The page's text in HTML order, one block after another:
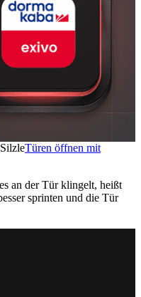
Türen öffnen mit
an der Tür klingelt, heißt
sprinten und die Tür